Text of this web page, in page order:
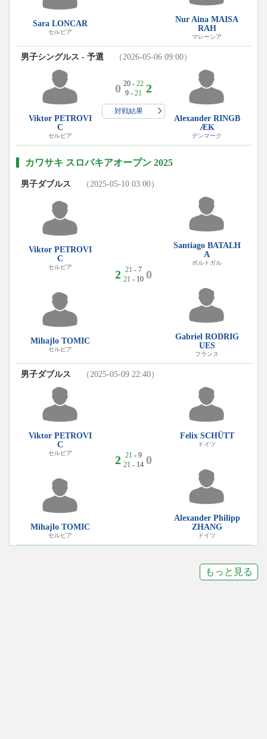
Sara LONCAR
セルビア
Nur Aina MAISA
RAH
マレーシア
男子シングルス - 予選 （2026-05-06 09:00）
Viktor PETROVI
C
セルビア
0 20 - 22
9 - 21 2
対戦結果
Alexander RINGB
ÆK
デンマーク
カワサキ スロバキアオープン 2025
男子ダブルス （2025-05-10 03:00）
Viktor PETROVI
C
セルビア
Mihajlo TOMIC
セルビア
2 21 - 7
21 - 10 0
Santiago BATALH
A
ポルトガル
Gabriel RODRIG
UES
フランス
男子ダブルス （2025-05-09 22:40）
Viktor PETROVI
C
セルビア
Mihajlo TOMIC
セルビア
2 21 - 9
21 - 14 0
Felix SCHÜTT
ドイツ
Alexander Philipp
ZHANG
ドイツ
もっと見る